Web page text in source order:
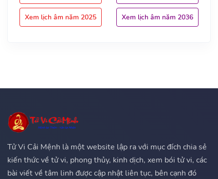
Xem lịch âm năm 2025 Xem lịch âm năm 2036
Tử Vi Cải Mệnh là một website lập ra với mục đích chia sẻ
kiến thức về tử vi, phong thủy, kinh dịch, xem bói tử vi, các
bài viết về tâm linh được cập nhật liên tục, bên cạnh đó